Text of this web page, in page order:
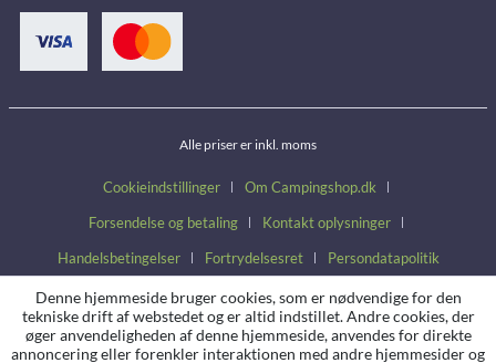
Alle priser er inkl. moms
Cookieindstillinger
Om Campingshop.dk
Forsendelse og betaling
Kontakt oplysninger
Handelsbetingelser
Fortrydelsesret Persondatapolitik
Denne hjemmeside bruger cookies, som er nødvendige for den
tekniske drift af webstedet og er altid indstillet. Andre cookies, der
øger anvendeligheden af denne hjemmeside, anvendes for direkte
annoncering eller forenkler interaktionen med andre hjemmesider og